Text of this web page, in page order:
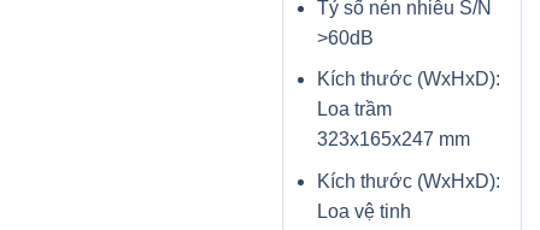
Tỷ số nén nhiễu S/N
>60dB
Kích thước (WxHxD):
Loa trầm
323x165x247 mm
Kích thước (WxHxD):
Loa vệ tinh